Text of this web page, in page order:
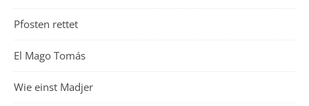
Pfosten rettet
El Mago Tomás
Wie einst Madjer